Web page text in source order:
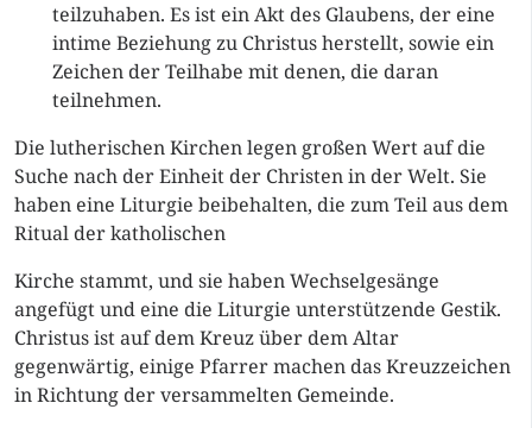
teilzuhaben. Es ist ein Akt des Glaubens, der eine
intime Beziehung zu Christus herstellt, sowie ein
Zeichen der Teilhabe mit denen, die daran
teilnehmen.
Die lutherischen Kirchen legen großen Wert auf die
Suche nach der Einheit der Christen in der Welt. Sie
haben eine Liturgie beibehalten, die zum Teil aus dem
Ritual der katholischen
Kirche stammt, und sie haben Wechselgesänge
angefügt und eine die Liturgie unterstützende Gestik.
Christus ist auf dem Kreuz über dem Altar
gegenwärtig, einige Pfarrer machen das Kreuzzeichen
in Richtung der versammelten Gemeinde.